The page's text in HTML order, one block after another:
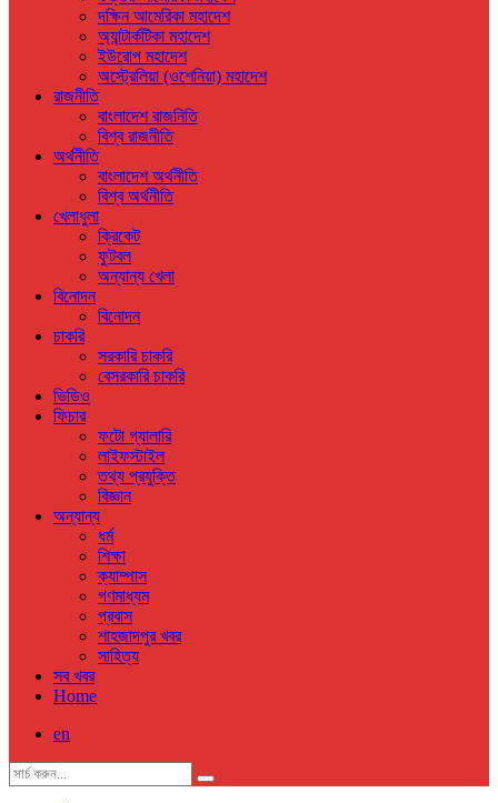
দক্ষিন আমেরিকা মহাদেশ
অ্যান্টার্কটিকা মহাদেশ
ইউরোপ মহাদেশ
অস্ট্রেলিয়া (ওশেনিয়া) মহাদেশ
রাজনীতি
বাংলাদেশ রাজনিতি
বিশ্ব রাজনীতি
অর্থনীতি
বাংলাদেশ অর্থনীতি
বিশ্ব অর্থনীতি
খেলাধুলা
ক্রিকেট
ফুটবল
অন্যান্য খেলা
বিনোদন
বিনোদন
চাকরি
সরকারি চাকরি
বেসরকারি চাকরি
ভিডিও
ফিচার
ফটো গ্যালারি
লাইফস্টাইল
তথ্য প্রযুক্তি
বিজ্ঞান
অন্যান্য
ধর্ম
শিক্ষা
ক্যাম্পাস
গণমাধ্যম
প্রবাস
শাহজাদপুর খবর
সাহিত্য
সব খবর
Home
en